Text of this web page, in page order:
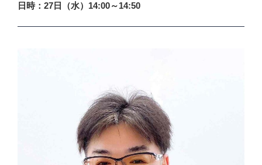
日時：27日（水）14:00～14:50